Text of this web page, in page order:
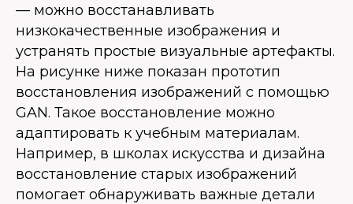
— можно восстанавливать
низкокачественные изображения и
устранять простые визуальные артефакты.
На рисунке ниже показан прототип
восстановления изображений с помощью
GAN. Такое восстановление можно
адаптировать к учебным материалам.
Например, в школах искусства и дизайна
восстановление старых изображений
помогает обнаруживать важные детали